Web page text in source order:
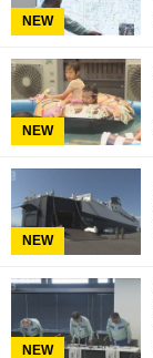
NEW
NEW
NEW
NEW